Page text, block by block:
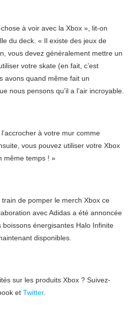
à voir avec la Xbox », lit-on
du deck. « Il existe des jeux de
vous devez généralement mettre un
votre skate (en fait, c’est
avons quand même fait un
nous pensons qu’il a l’air incroyable.
à votre mur comme
vous pouvez utiliser votre Xbox
même temps ! »
de pomper le merch Xbox ce
avec Adidas a été annoncée
énergisantes Halo Infinite
disponibles.
sur les produits Xbox ? Suivez-
et Twitter.